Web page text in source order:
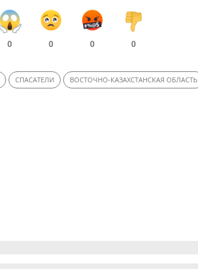
0 0 0 0
СПАСАТЕЛИ ВОСТОЧНО-КАЗАХСТАНСКАЯ ОБЛАСТЬ